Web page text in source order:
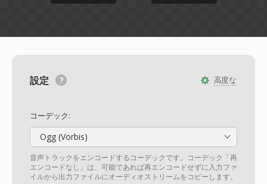
高度な
設定
コーデック:
Ogg (Vorbis)
音声トラックをエンコードするコーデックです。コーデック「再
エンコードなし」は、可能であれば再エンコードせずに入力ファ
イルから出力ファイルにオーディオストリームをコピーします。